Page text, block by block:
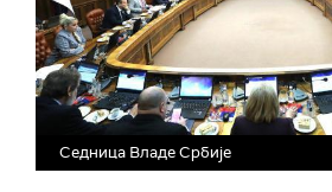
Седница Владе Србије